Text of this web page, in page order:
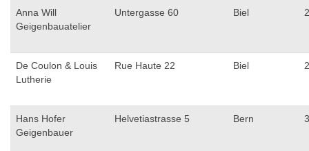
Anna Will
Geigenbauatelier
Untergasse 60 Biel
De Coulon & Louis
Lutherie
Rue Haute 22 Biel
Hans Hofer
Geigenbauer
Helvetiastrasse 5 Bern